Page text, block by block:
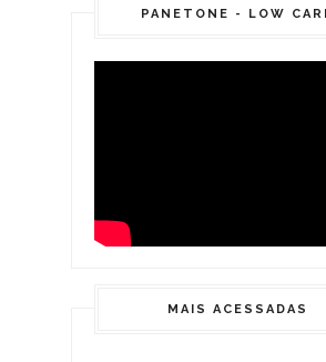
PANETONE - LOW
MAIS ACESSADAS